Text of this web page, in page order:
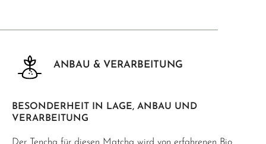
ANBAU & VERARBEITUNG
BESONDERHEIT IN LAGE, ANBAU UND
VERARBEITUNG